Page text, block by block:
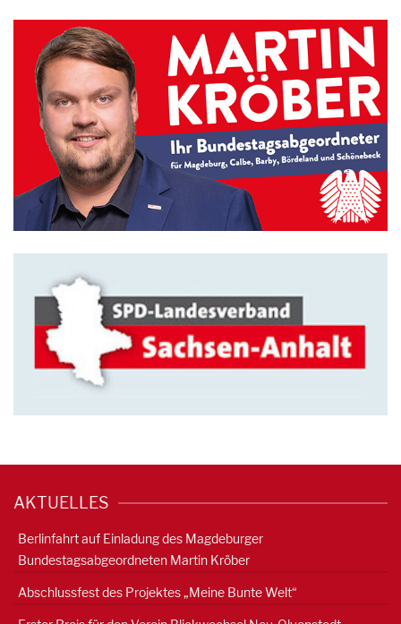
AKTUELLES
Berlinfahrt auf Einladung des Magdeburger
Bundestagsabgeordneten Martin Kröber
Abschlussfest des Projektes „Meine Bunte Welt“